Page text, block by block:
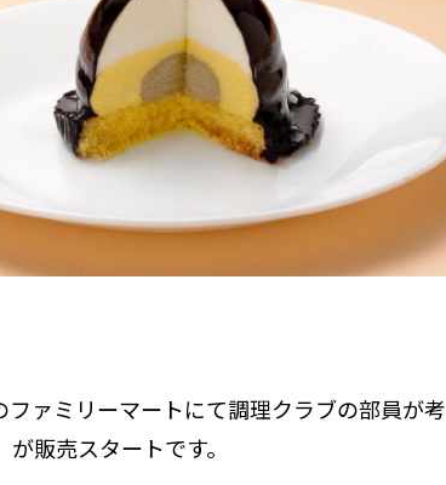
ァミリーマートにて調理クラブの部員が考
販売スタートです。